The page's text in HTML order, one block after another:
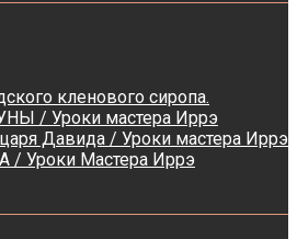
кленового сиропа.
/ Уроки мастера Иррэ
Давида / Уроки мастера Иррэ
Уроки Мастера Иррэ